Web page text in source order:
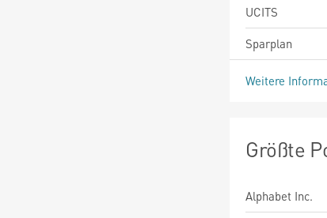
UCITS
Sparplan
Weitere
Größte
Alphabet Inc.